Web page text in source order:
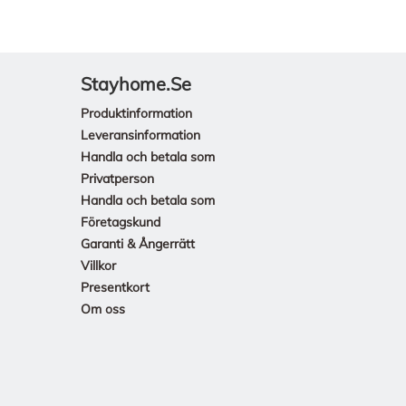
Stayhome.se
Produktinformation
Leveransinformation
Handla och betala som
Privatperson
Handla och betala som
Företagskund
Garanti & Ångerrätt
Villkor
Presentkort
Om oss